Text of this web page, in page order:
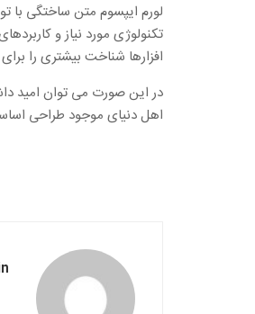
لورم ایپسوم متن ساختگی با
تکنولوژی مورد نیاز و
افزارها شناخت بیشتری را
در این صورت می توان امید
اهل دنیای موجود طراحی